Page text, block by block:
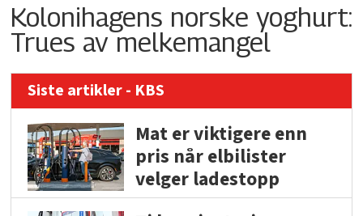
Kolonihagens norske yoghurt:
Trues av melkemangel
Siste artikler - KBS
Mat er viktigere enn
pris når elbilister
velger ladestopp